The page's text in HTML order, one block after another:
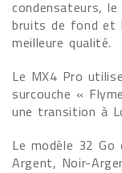
condensateurs,
bruits de fond et
meilleure qualité.
Le MX4 Pro
surcouche «
une transition à
Le modèle 32 Go
Argent, Noir-